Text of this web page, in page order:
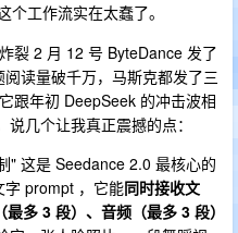
工作流实在太蠢了。
裂 2 月 12 号 ByteDance 发了
读量破千万，马斯克都发了三
跟年初 DeepSeek 的冲击波相
几个让我真正震撼的点：
" 这是 Seedance 2.0 最核心的
字 prompt ，它能同时接收文
多 3 段）、音频（最多 3 段）